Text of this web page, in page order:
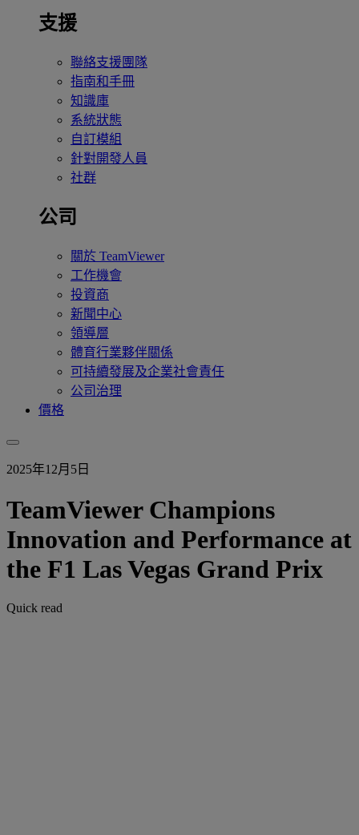
支援
聯絡支援團隊
指南和手冊
知識庫
系統狀態
自訂模組
針對開發人員
社群
公司
關於 TeamViewer
工作機會
投資商
新聞中心
領導層
體育行業夥伴關係
可持續發展及企業社會責任
公司治理
價格
2025年12月5日
TeamViewer Champions
Innovation and Performance at
the F1 Las Vegas Grand Prix
Quick read